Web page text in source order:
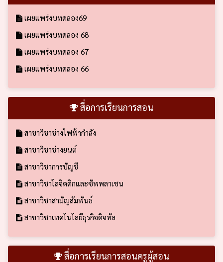
เผยแพร่งบทดลอง69
เผยแพร่งบทดลอง 68
เผยแพร่งบทดลอง 67
เผยแพร่งบทดลอง 66
สื่อการเรียนการสอน
สาขาวิชาช่างไฟฟ้ากำลัง
สาขาวิชาช่างยนต์
สาขาวิชาการบัญชี
สาขาวิชาโลจิตติกและซัพพลาเชน
สาขาวิชาสามัญสัมพันธ์
สาขาวิชาเทคโนโลยีธุรกิจดิจทัล
สื่อการเรียนการสอนครูผู้สอน